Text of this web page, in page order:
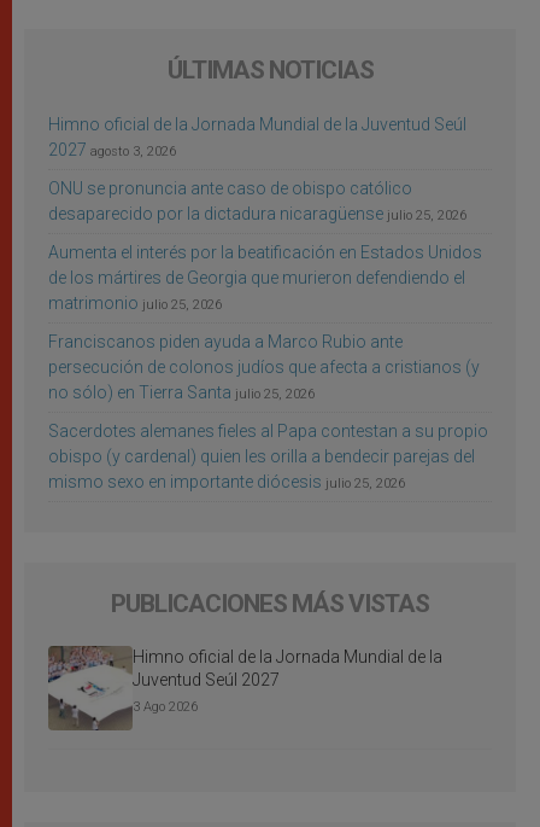
ÚLTIMAS NOTICIAS
Himno oficial de la Jornada Mundial de la Juventud Seúl
2027 agosto 3, 2026
ONU se pronuncia ante caso de obispo católico
desaparecido por la dictadura nicaragüense julio 25, 2026
Aumenta el interés por la beatificación en Estados Unidos
de los mártires de Georgia que murieron defendiendo el
matrimonio julio 25, 2026
Franciscanos piden ayuda a Marco Rubio ante
persecución de colonos judíos que afecta a cristianos (y
no sólo) en Tierra Santa julio 25, 2026
Sacerdotes alemanes fieles al Papa contestan a su propio
obispo (y cardenal) quien les orilla a bendecir parejas del
mismo sexo en importante diócesis julio 25, 2026
PUBLICACIONES MÁS VISTAS
Himno oficial de la Jornada Mundial de la
Juventud Seúl 2027
3 Ago 2026